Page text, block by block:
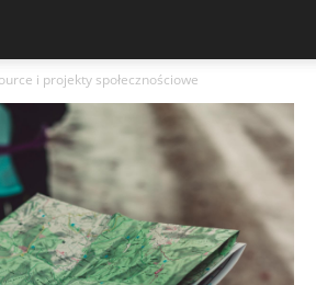
i projekty społecznościowe